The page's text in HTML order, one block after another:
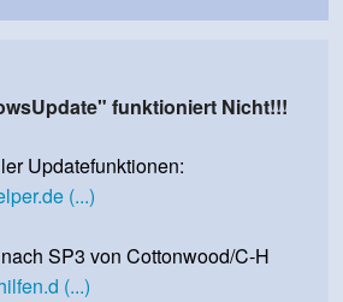
funktioniert Nicht!!!
Updatefunktionen:
(...)
SP3 von Cottonwood/C-H
(...)